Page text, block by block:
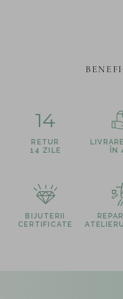
14
RETUR
14 ZILE
ÎN
BIJUTERII
CERTIFICATE